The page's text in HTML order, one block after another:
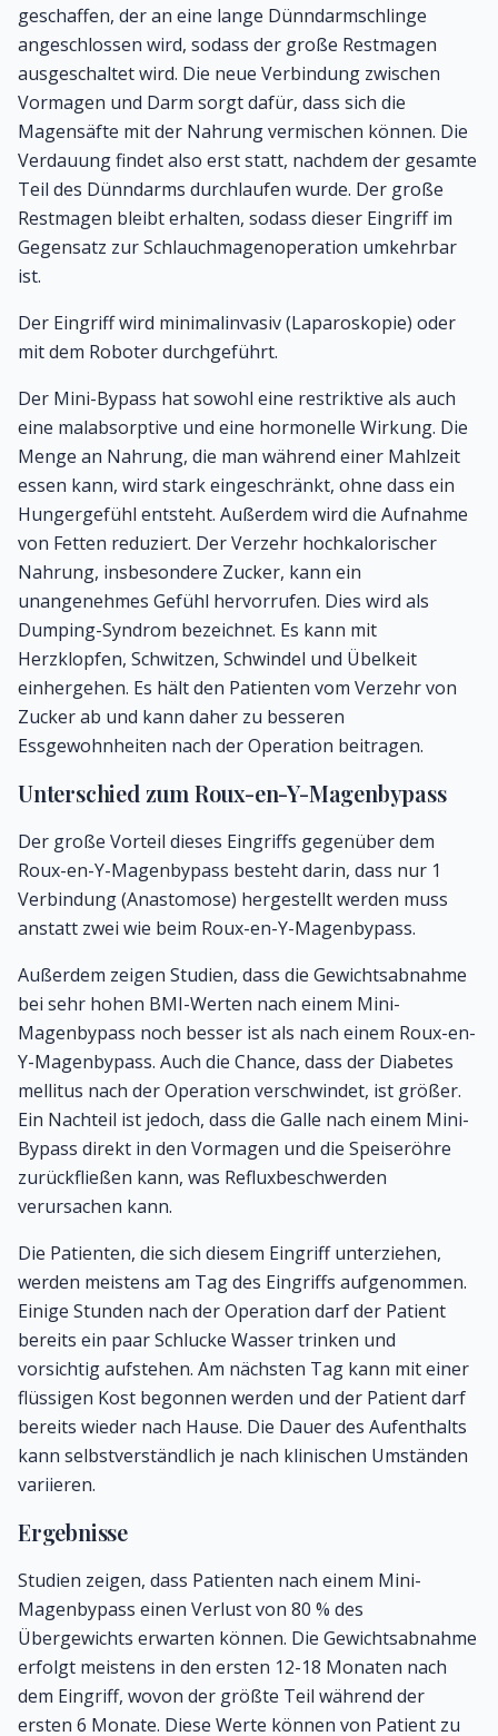
geschaffen, der an eine lange Dünndarmschlinge
angeschlossen wird, sodass der große Restmagen
ausgeschaltet wird. Die neue Verbindung zwischen
Vormagen und Darm sorgt dafür, dass sich die
Magensäfte mit der Nahrung vermischen können. Die
Verdauung findet also erst statt, nachdem der gesamte
Teil des Dünndarms durchlaufen wurde. Der große
Restmagen bleibt erhalten, sodass dieser Eingriff im
Gegensatz zur Schlauchmagenoperation umkehrbar
ist.
Der Eingriff wird minimalinvasiv (Laparoskopie) oder
mit dem Roboter durchgeführt.
Der Mini-Bypass hat sowohl eine restriktive als auch
eine malabsorptive und eine hormonelle Wirkung. Die
Menge an Nahrung, die man während einer Mahlzeit
essen kann, wird stark eingeschränkt, ohne dass ein
Hungergefühl entsteht. Außerdem wird die Aufnahme
von Fetten reduziert. Der Verzehr hochkalorischer
Nahrung, insbesondere Zucker, kann ein
unangenehmes Gefühl hervorrufen. Dies wird als
Dumping-Syndrom bezeichnet. Es kann mit
Herzklopfen, Schwitzen, Schwindel und Übelkeit
einhergehen. Es hält den Patienten vom Verzehr von
Zucker ab und kann daher zu besseren
Essgewohnheiten nach der Operation beitragen.
Unterschied zum Roux-en-Y-Magenbypass
Der große Vorteil dieses Eingriffs gegenüber dem
Roux-en-Y-Magenbypass besteht darin, dass nur 1
Verbindung (Anastomose) hergestellt werden muss
anstatt zwei wie beim Roux-en-Y-Magenbypass.
Außerdem zeigen Studien, dass die Gewichtsabnahme
bei sehr hohen BMI-Werten nach einem Mini-
Magenbypass noch besser ist als nach einem Roux-en-
Y-Magenbypass. Auch die Chance, dass der Diabetes
mellitus nach der Operation verschwindet, ist größer.
Ein Nachteil ist jedoch, dass die Galle nach einem Mini-
Bypass direkt in den Vormagen und die Speiseröhre
zurückfließen kann, was Refluxbeschwerden
verursachen kann.
Die Patienten, die sich diesem Eingriff unterziehen,
werden meistens am Tag des Eingriffs aufgenommen.
Einige Stunden nach der Operation darf der Patient
bereits ein paar Schlucke Wasser trinken und
vorsichtig aufstehen. Am nächsten Tag kann mit einer
flüssigen Kost begonnen werden und der Patient darf
bereits wieder nach Hause. Die Dauer des Aufenthalts
kann selbstverständlich je nach klinischen Umständen
variieren.
Ergebnisse
Studien zeigen, dass Patienten nach einem Mini-
Magenbypass einen Verlust von 80 % des
Übergewichts erwarten können. Die Gewichtsabnahme
erfolgt meistens in den ersten 12-18 Monaten nach
dem Eingriff, wovon der größte Teil während der
ersten 6 Monate. Diese Werte können von Patient zu